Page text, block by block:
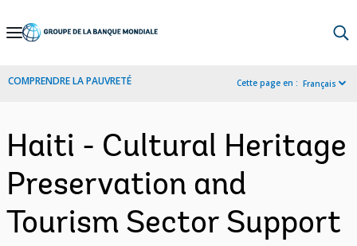
Skip
Navigation
COMPRENDRE LA PAUVRETÉ Cette page en : Français
Haiti - Cultural Heritage
Preservation and
Tourism Sector Support